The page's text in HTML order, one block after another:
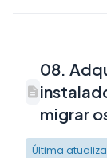
08.
migrar
Última